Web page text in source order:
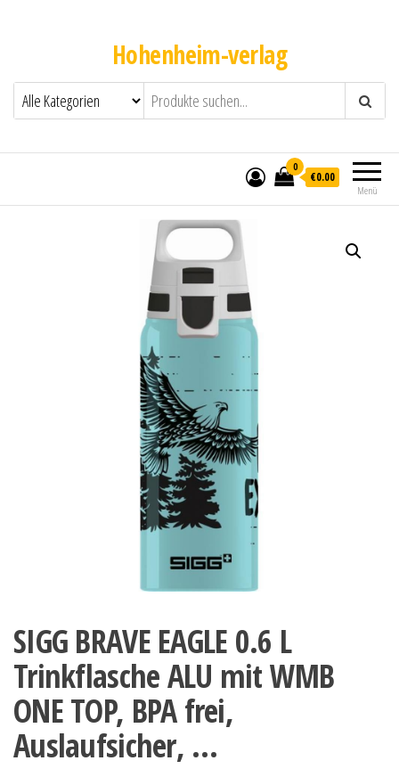
Hohenheim-verlag
Menü
0
€0.00
SIGG BRAVE EAGLE 0.6 L
Trinkflasche ALU mit WMB
ONE TOP, BPA frei,
Auslaufsicher, …